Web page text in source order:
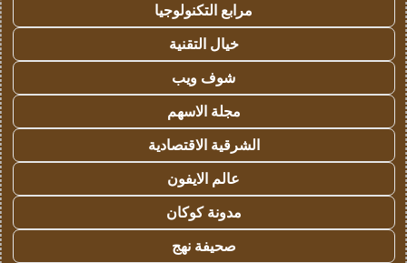
مرابع التكنولوجيا
خيال التقنية
شوف ويب
مجلة الاسهم
الشرقية الاقتصادية
عالم الايفون
مدونة كوكان
صحيفة نهج